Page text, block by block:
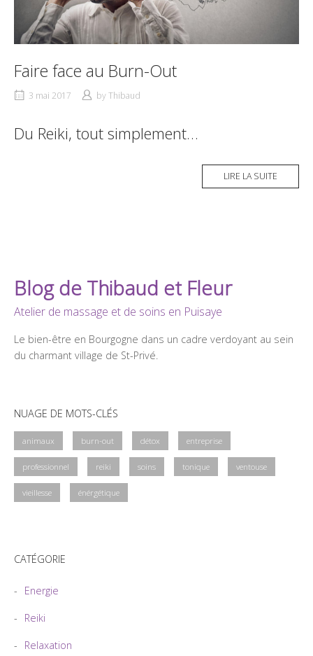
Faire face au Burn-Out
3 mai 2017 byThibaud
Du Reiki, tout simplement…
LIRE LA SUITE
Blog de Thibaud et Fleur
Atelier de massage et de soins en Puisaye
Le bien-être en Bourgogne dans un cadre verdoyant au sein
du charmant village de St-Privé.
NUAGE DE MOTS-CLÉS
animaux burn-out détox entreprise
professionnel reiki soins tonique ventouse
vieillesse énérgétique
CATÉGORIE
Energie
Reiki
Relaxation